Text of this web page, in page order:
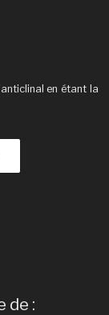
en étant la
de :